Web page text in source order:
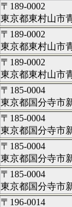
〒189-0002
東京都東村山市
〒189-0002
東京都東村山市
〒189-0002
東京都東村山市
〒185-0004
東京都国分寺市
〒185-0004
東京都国分寺市
〒185-0004
東京都国分寺市
〒185-0004
東京都国分寺市
〒196-0014